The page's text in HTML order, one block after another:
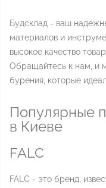
Будсклад - ваш
материалов и
высокое качество
Обращайтесь к нам, и
бурения, которые
Популярные
в Киеве
FALС
FALС - это бренд,